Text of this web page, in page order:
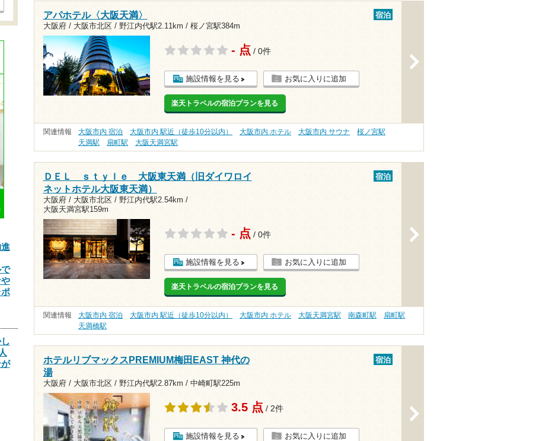
アパホテル〈大阪天満〉
大阪府 / 大阪市北区 / 野江内代駅2.11km / 桜ノ宮駅384m
宿泊
- 点 / 0件
施設情報を見る お気に入りに追加
楽天トラベルの宿泊プランを見る
関連情報 大阪市内 宿泊 大阪市内 駅近（徒歩10分以内） 大阪市内 ホテル 大阪市内 サウナ
桜ノ宮駅
天満駅
扇町駅 大阪天満宮駅
ＤＥＬ ｓｔｙｌｅ 大阪東天満（旧ダイワロイ
ネットホテル大阪東天満）
大阪府 / 大阪市北区 / 野江内代駅2.54km /
大阪天満宮駅159m
宿泊
- 点 / 0件
施設情報を見る お気に入りに追加
楽天トラベルの宿泊プランを見る
関連情報 大阪市内 宿泊 大阪市内 駅近（徒歩10分以内） 大阪市内 ホテル 大阪天満宮駅 南森町駅
扇町駅
天満橋駅
ホテルリブマックスPREMIUM梅田EAST 神代の
湯
大阪府 / 大阪市北区 / 野江内代駅2.87km / 中崎町駅225m
宿泊
3.5 点 / 2件
施設情報を見る お気に入りに追加